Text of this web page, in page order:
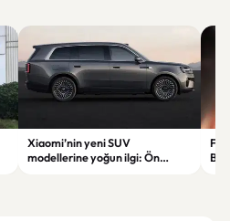
Xiaomi’nin yeni SUV
modellerine yoğun ilgi: Ön